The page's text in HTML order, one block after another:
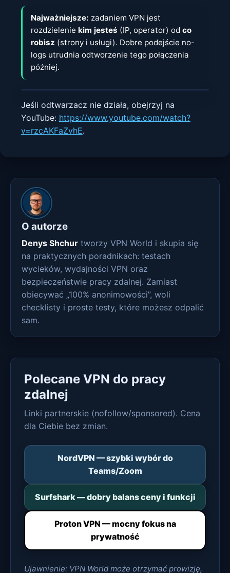
Najważniejsze: zadaniem VPN jest
rozdzielenie kim jesteś (IP, operator) od co
robisz (strony i usługi). Dobre podejście no-
logs utrudnia odtworzenie tego połączenia
później.
Jeśli odtwarzacz nie działa, obejrzyj na
YouTube: https://www.youtube.com/watch?
v=rzcAKFaZvhE.
O autorze
Denys Shchurtworzy VPN World i skupia się
na praktycznych poradnikach: testach
wycieków, wydajności VPN oraz
bezpieczeństwie pracy zdalnej. Zamiast
obiecywać „100% anonimowości”, woli
checklisty i proste testy, które możesz odpalić
sam.
Polecane VPN do pracy
zdalnej
Linki partnerskie (nofollow/sponsored). Cena
dla Ciebie bez zmian.
NordVPN — szybki wybór do
Teams/Zoom
Surfshark — dobry balans ceny i funkcji
Proton VPN — mocny fokus na
prywatność
Ujawnienie: VPN World może otrzymać prowizję,